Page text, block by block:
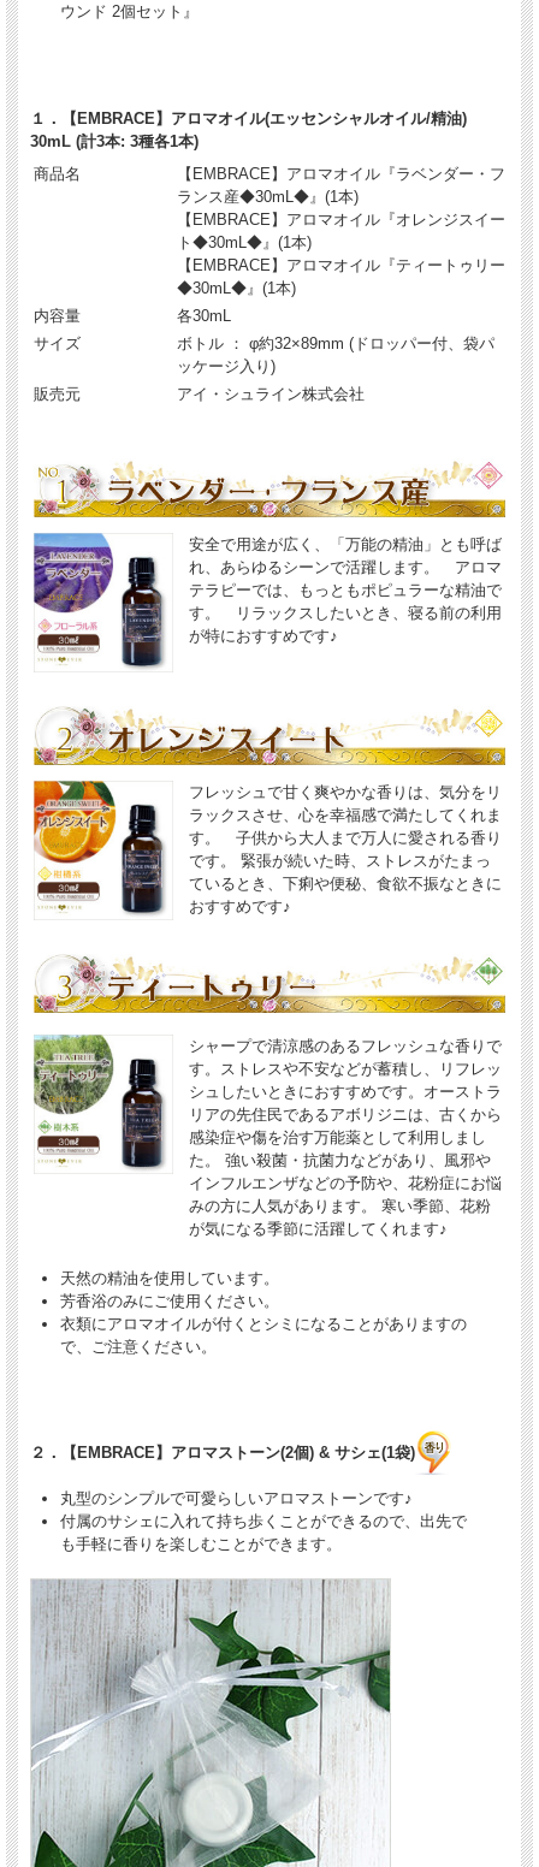
ウンド 2個セット』
１．【EMBRACE】アロマオイル(エッセンシャルオイル/精油)
30mL (計3本: 3種各1本)
商品名
【EMBRACE】アロマオイル『ラベンダー・フ
ランス産◆30mL◆』(1本)
【EMBRACE】アロマオイル『オレンジスイー
ト◆30mL◆』(1本)
【EMBRACE】アロマオイル『ティートゥリー
◆30mL◆』(1本)
内容量
各30mL
サイズ
ボトル ： φ約32×89mm (ドロッパー付、袋パ
ッケージ入り)
販売元
アイ・シュライン株式会社
安全で用途が広く、「万能の精油」とも呼ば
れ、あらゆるシーンで活躍します。 アロマ
テラピーでは、もっともポピュラーな精油で
す。 リラックスしたいとき、寝る前の利用
が特におすすめです♪
フレッシュで甘く爽やかな香りは、気分をリ
ラックスさせ、心を幸福感で満たしてくれま
す。 子供から大人まで万人に愛される香り
です。 緊張が続いた時、ストレスがたまっ
ているとき、下痢や便秘、食欲不振なときに
おすすめです♪
シャープで清涼感のあるフレッシュな香りで
す。ストレスや不安などが蓄積し、リフレッ
シュしたいときにおすすめです。オーストラ
リアの先住民であるアボリジニは、古くから
感染症や傷を治す万能薬として利用しまし
た。 強い殺菌・抗菌力などがあり、風邪や
インフルエンザなどの予防や、花粉症にお悩
みの方に人気があります。 寒い季節、花粉
が気になる季節に活躍してくれます♪
天然の精油を使用しています。
芳香浴のみにご使用ください。
衣類にアロマオイルが付くとシミになることがありますの
で、ご注意ください。
２．【EMBRACE】アロマストーン(2個) & サシェ(1袋)
丸型のシンプルで可愛らしいアロマストーンです♪
付属のサシェに入れて持ち歩くことができるので、出先で
も手軽に香りを楽しむことができます。